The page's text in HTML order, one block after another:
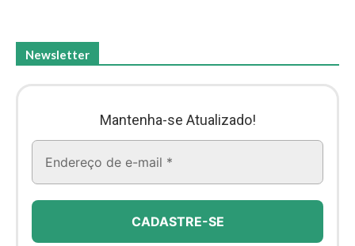
Newsletter
Mantenha-se Atualizado!